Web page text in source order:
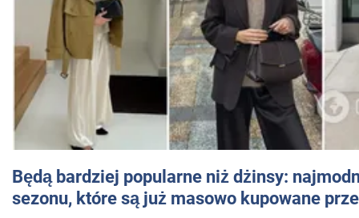
Będą bardziej popularne niż dżinsy:
sezonu, które są już masowo kupowane